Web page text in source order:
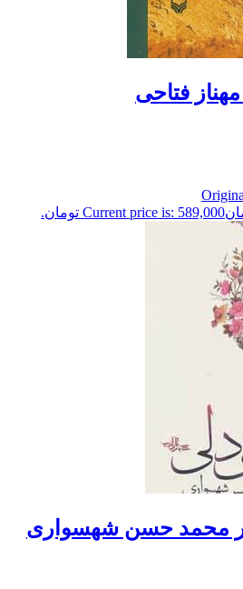
فتاحی
Current price is: 589,000 تومان.
محمد حسن شهسواری